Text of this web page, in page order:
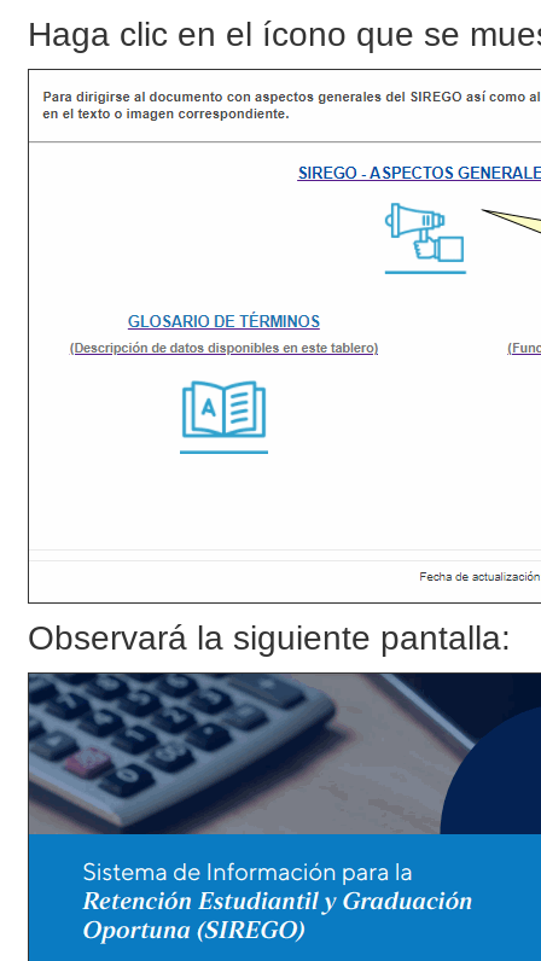
Haga clic en el ícono que se
Observará la siguiente pantalla: